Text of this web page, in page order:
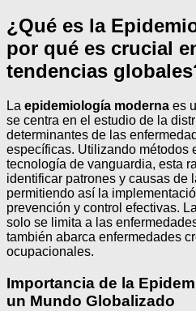
¿Qué es la
por qué es crucial
tendencias
La epidemiología moderna es
se centra en el estudio de la
determinantes de las
específicas. Utilizando métodos
tecnología de vanguardia, esta
identificar patrones y causas de
permitiendo así la
prevención y control efectivas.
solo se limita a las
también abarca enfermedades
ocupacionales.
Importancia de la
un Mundo Globalizado